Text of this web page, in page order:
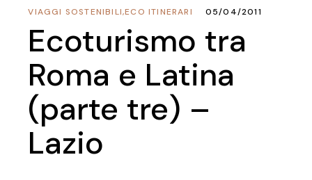
ECO ITINERARI
,
VIAGGI SOSTENIBILI 05/04/2011
Ecoturismo tra
Roma e Latina
(parte tre) –
Lazio